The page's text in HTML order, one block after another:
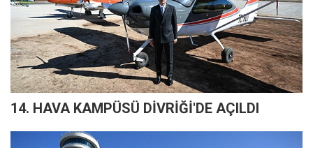
14. HAVA KAMPÜSÜ DİVRİĞİ'DE AÇILDI